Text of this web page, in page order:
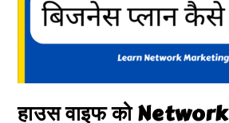
हाउस वाइफ को Network